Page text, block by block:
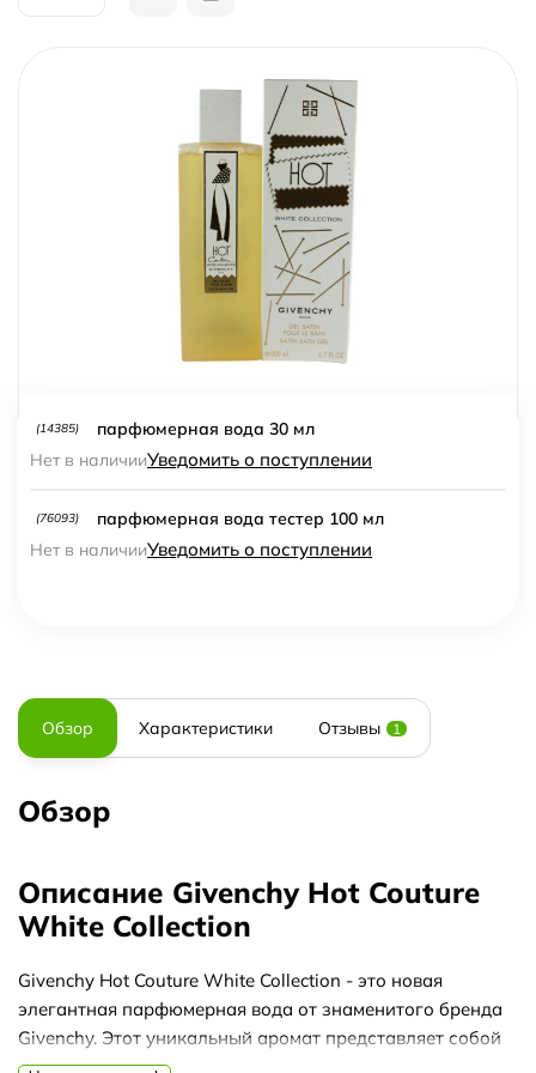
(14385)
парфюмерная вода 30 мл
Нет в наличииУведомить о поступлении
(76093)
парфюмерная вода тестер 100 мл
Нет в наличииУведомить о поступлении
Обзор Характеристики Отзывы 1
Обзор
Описание Givenchy Hot Couture
White Collection
Givenchy Hot Couture White Collection - это новая
элегантная парфюмерная вода от знаменитого бренда
Givenchy. Этот уникальный аромат представляет собой
идеальное сочетание нот, которые создают